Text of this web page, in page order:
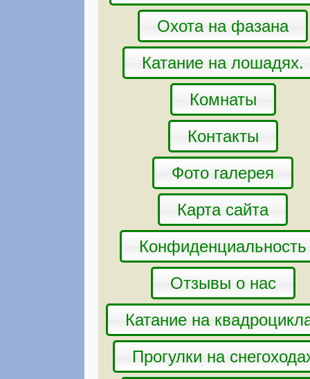
Охота на фазана
Катание на лошадях.
Комнаты
Контакты
Фото галерея
Карта сайта
Конфиденциальность
Отзывы о нас
Катание на
Прогулки на